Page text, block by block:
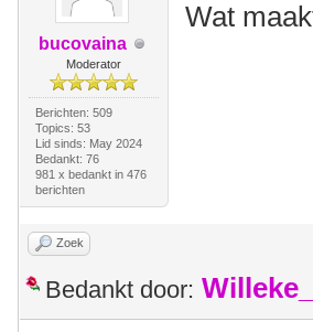
bucovaina
Moderator
Berichten: 509
Topics: 53
Lid sinds: May 2024
Bedankt: 76
981 x bedankt in 476
berichten
Wat
Zoek
Bedankt door: